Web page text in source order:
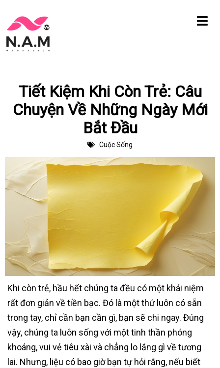
Chuyển
tới
Tiết Kiệm Khi Còn Trẻ: Câu
Chuyện Về Những Ngày Mới
Bắt Đầu
Cuộc Sống
Khi còn trẻ, hầu hết chúng ta đều có một khái niệm
rất đơn giản về tiền bạc. Đó là một thứ luôn có sẵn
trong tay, chỉ cần bạn cần gì, bạn sẽ chi ngay. Đúng
vậy, chúng ta luôn sống với một tinh thần phóng
khoáng, vui vẻ tiêu xài và chẳng lo lắng gì về tương
lai. Nhưng, liệu có bao giờ bạn tự hỏi rằng, nếu biết